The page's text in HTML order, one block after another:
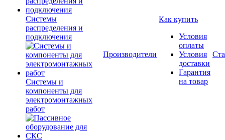
Системы
распределения и
подключения
Системы и
компоненты для
электромонтажных
работ
Производители
Как купить
Условия
оплаты
Условия
доставки
Гарантия
на товар